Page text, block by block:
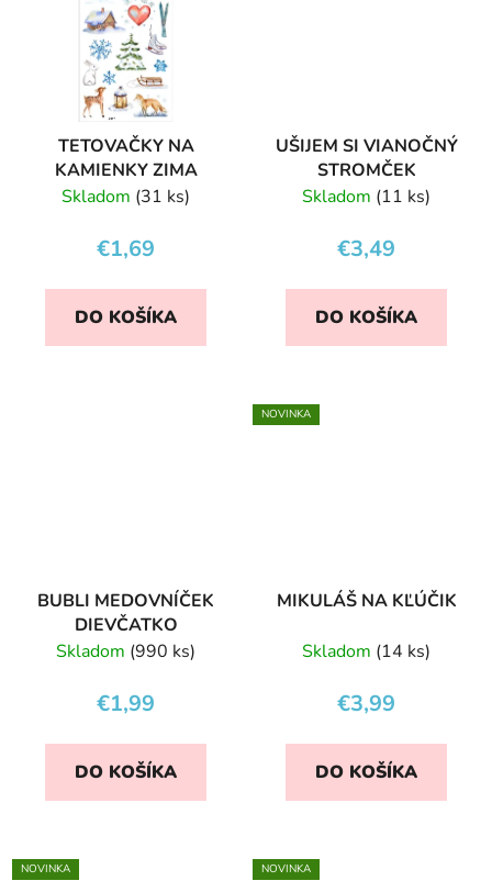
TETOVAČKY NA
KAMIENKY ZIMA
Skladom (31 ks)
€1,69
DO KOŠÍKA
UŠIJEM SI VIANOČNÝ
STROMČEK
Skladom (11 ks)
€3,49
DO KOŠÍKA
BUBLI MEDOVNÍČEK
DIEVČATKO
Skladom (990 ks)
€1,99
DO KOŠÍKA
NOVINKA
MIKULÁŠ NA KĽÚČIK
Skladom (14 ks)
€3,99
DO KOŠÍKA
NOVINKA NOVINKA